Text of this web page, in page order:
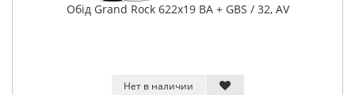
Обід Grand Rock 622x19 BA + GBS / 32, AV
Нет в наличии